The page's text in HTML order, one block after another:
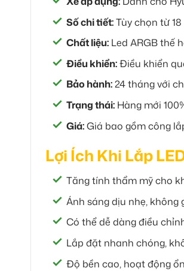
Số chi tiết:Tùy chọn từ
Chất liệu: Led ARGB thế
Điều khiển:Điều khiển
Bảo hành:24 tháng với
Trạng thái: Hàng mới
Giá:Giá bao gồm công
Lợi Ích Khi Lắp
Tăng tính thẩm mỹ cho
Ánh sáng dịu nhẹ,
Có thể dễ dàng điều
Lắp đặt nhanh chóng,
Độ bền cao, hoạt động